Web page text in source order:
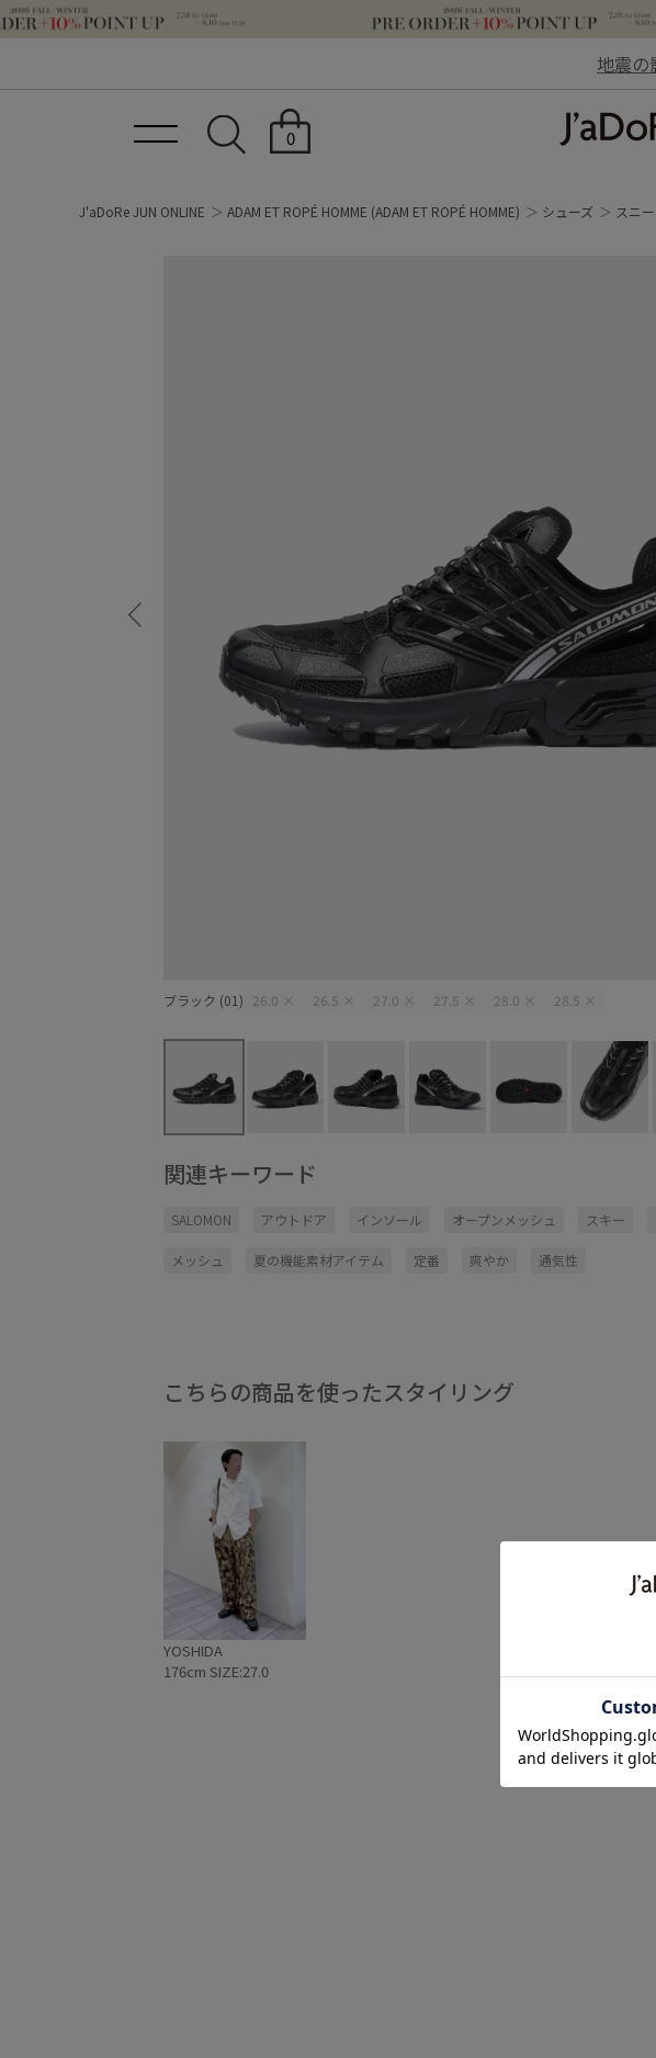
地震の
0
J'aDoRe JUN ONLINE ADAM ET ROPÉ HOMME (ADAM ET ROPÉ HOMME) シューズ スニ
ブラック (01) 26.0 × 26.5 × 27.0 × 27.5 × 28.0 × 28.5 ×
関連キーワード
SALOMON アウトドア インソール オープンメッシュ スキー
メッシュ 夏の機能素材アイテム 定番 爽やか 通気性
こちらの商品を使ったスタイリング
YOSHIDA
176cm SIZE:27.0